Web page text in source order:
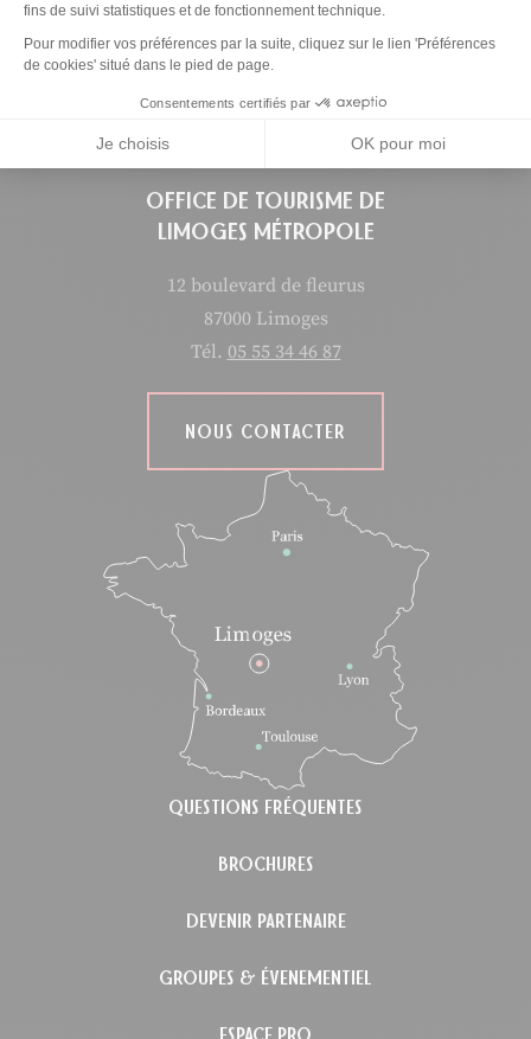
fins de suivi statistiques et de fonctionnement technique.
Pour modifier vos préférences par la suite, cliquez sur le lien 'Préférences
de cookies' situé dans le pied de page.
Consentements certifiés par
Je choisis OK pour moi
Axeptio consent
OFFICE DE TOURISME DE
LIMOGES MÉTROPOLE
12 boulevard de fleurus
87000 Limoges
Tél. 05 55 34 46 87
NOUS CONTACTER
QUESTIONS FRÉQUENTES
BROCHURES
DEVENIR PARTENAIRE
GROUPES & ÉVENEMENTIEL
ESPACE PRO